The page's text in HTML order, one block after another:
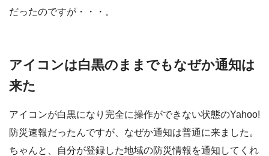
だったのですが・・・。
アイコンは白黒のままでもなぜか通知は
来た
アイコンが白黒になり完全に操作ができない状態のYahoo!
防災速報だったんですが、なぜか通知は普通に来ました。
ちゃんと、自分が登録した地域の防災情報を通知してくれ